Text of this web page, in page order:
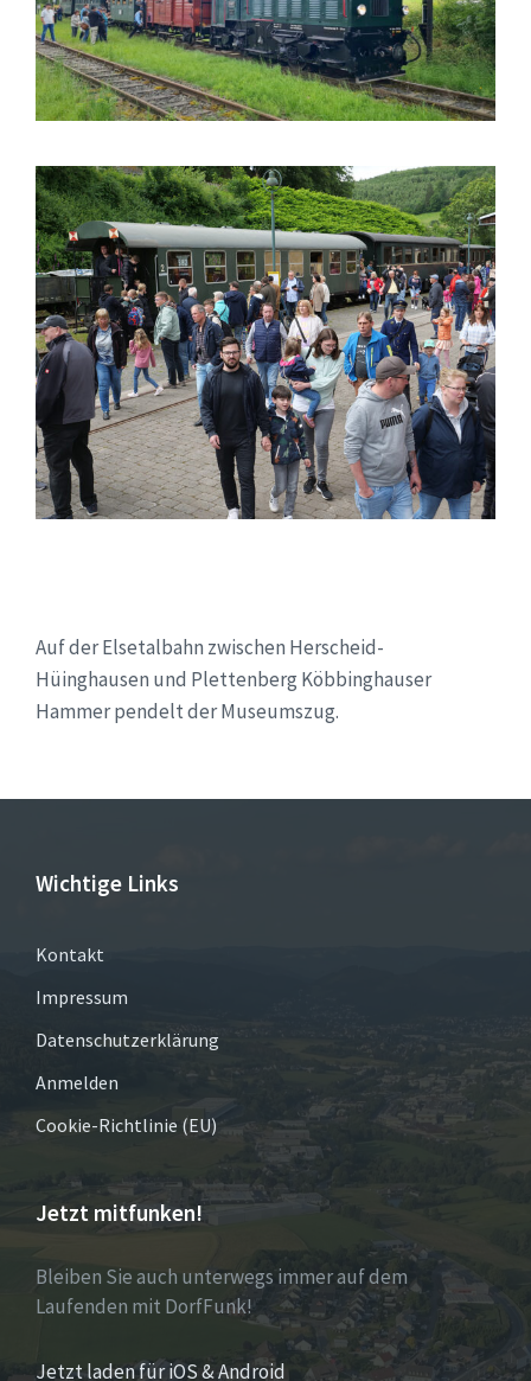
Auf der Elsetalbahn zwischen Herscheid-
Hüinghausen und Plettenberg Köbbinghauser
Hammer pendelt der Museumszug.
Wichtige Links
Kontakt
Impressum
Datenschutzerklärung
Anmelden
Cookie-Richtlinie (EU)
Jetzt mitfunken!
Bleiben Sie auch unterwegs immer auf dem
Laufenden mit DorfFunk!
Jetzt laden für iOS & Android